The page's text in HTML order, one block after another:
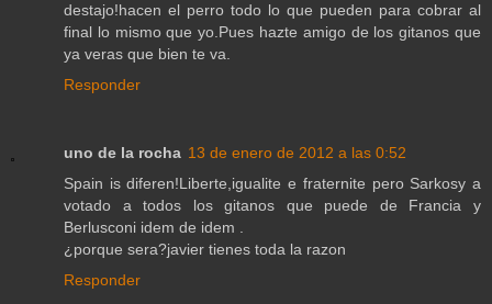
destajo!hacen el perro todo lo que pueden para cobrar al
final lo mismo que yo.Pues hazte amigo de los gitanos que
ya veras que bien te va.
Responder
uno de la rocha 13 de enero de 2012 a las 0:52
Spain is diferen!Liberte,igualite e fraternite pero Sarkosy a
votado a todos los gitanos que puede de Francia y
Berlusconi idem de idem .
¿porque sera?javier tienes toda la razon
Responder